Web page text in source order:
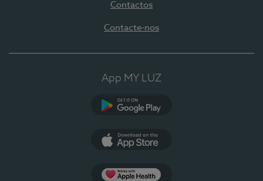
Contactos
Contacte-nos
App MY LUZ